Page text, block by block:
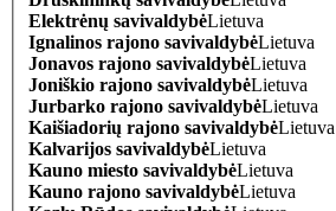
Elektrėnų savivaldybėLietuva
Ignalinos rajono savivaldybėLietuva
Jonavos rajono savivaldybėLietuva
Joniškio rajono savivaldybėLietuva
Jurbarko rajono savivaldybėLietuva
Kaišiadorių rajono savivaldybėLietuva
Kalvarijos savivaldybėLietuva
Kauno miesto savivaldybėLietuva
Kauno rajono savivaldybėLietuva